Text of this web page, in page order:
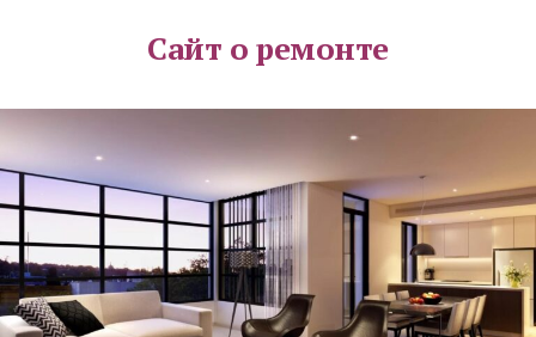
Сайт о ремонте